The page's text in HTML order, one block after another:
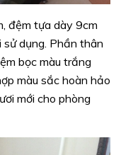
đệm tựa dày 9cm
sử dụng. Phần thân
bọc màu trắng
màu sắc hoàn hảo
mới cho phòng